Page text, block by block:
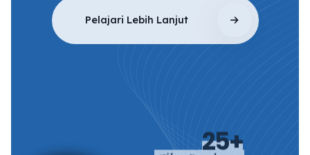
Pelajari Lebih Lanjut
25+
Tahun Pengalaman